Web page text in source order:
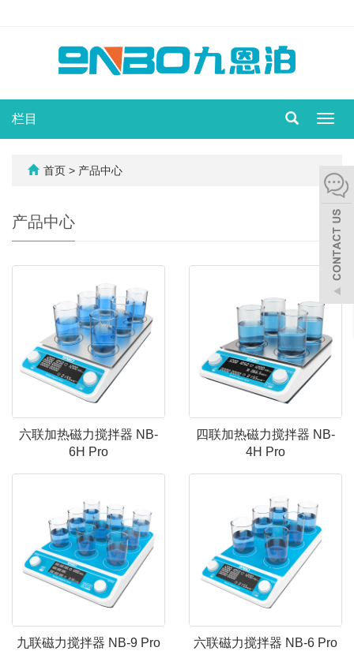
切
换
栏目
首页 > 产品中心
产品中心
六联加热磁力搅拌器 NB-
6H Pro
四联加热磁力搅拌器 NB-
4H Pro
九联磁力搅拌器 NB-9 Pro 六联磁力搅拌器 NB-6 Pro